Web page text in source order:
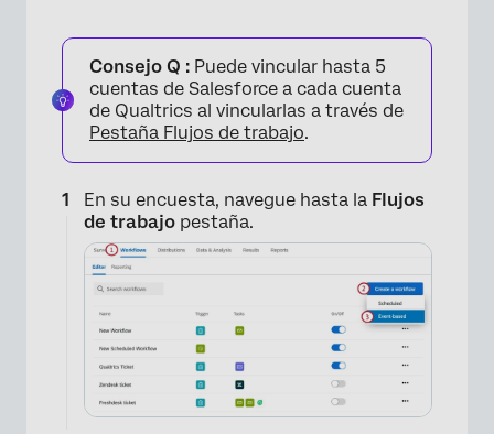
Consejo Q : Puede vincular hasta 5
cuentas de Salesforce a cada cuenta
de Qualtrics al vincularlas a través de
Pestaña Flujos de trabajo.
En su encuesta, navegue hasta la Flujos
de trabajo pestaña.